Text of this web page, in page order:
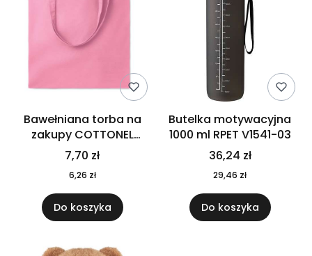
Bawełniana torba na
zakupy COTTONEL
COLOUR++ MO9846-11
7,70 zł
6,26 zł
Do koszyka
Butelka motywacyjna
1000 ml RPET V1541-03
36,24 zł
29,46 zł
Do koszyka